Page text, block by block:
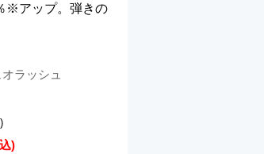
※アップ。弾きの
ラッシュ
)